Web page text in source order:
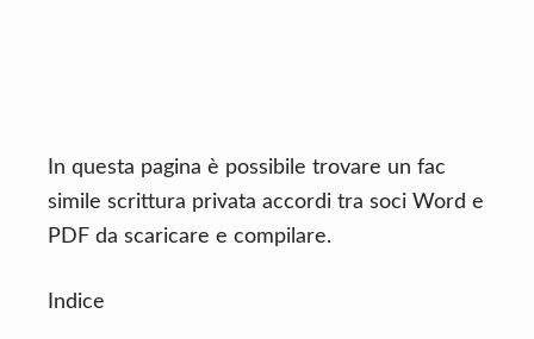
In questa pagina è possibile trovare un fac
simile scrittura privata accordi tra soci Word e
PDF da scaricare e compilare.
Indice